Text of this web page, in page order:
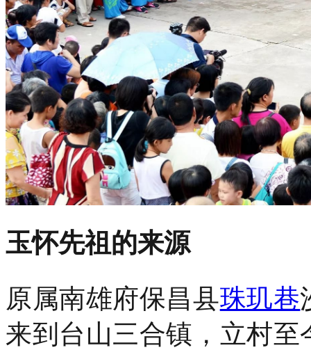
玉怀先祖的来源
原属南雄府保昌县珠玑巷
来到台山三合镇，立村